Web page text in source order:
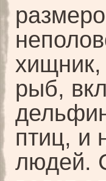
рыб,
птиц, и
людей.